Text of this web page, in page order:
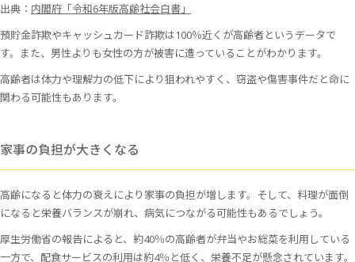
出典： 内閣府「令和6年版高齢社会白書」
預貯金詐欺やキャッシュカード詐欺は100％近くが高齢者というデータで
す。また、男性よりも女性の方が被害に遭っていることがわかります。
高齢者は体力や理解力の低下により狙われやすく、窃盗や傷害事件だと命に
関わる可能性もあります。
家事の負担が大きくなる
高齢になると体力の衰えにより家事の負担が増します。そして、料理が面倒
になると栄養バランスが崩れ、病気につながる可能性もあるでしょう。
厚生労働省の報告によると、約40％の高齢者が弁当やお総菜を利用している
一方で、配食サービスの利用は約4％と低く、栄養不足が懸念されています。